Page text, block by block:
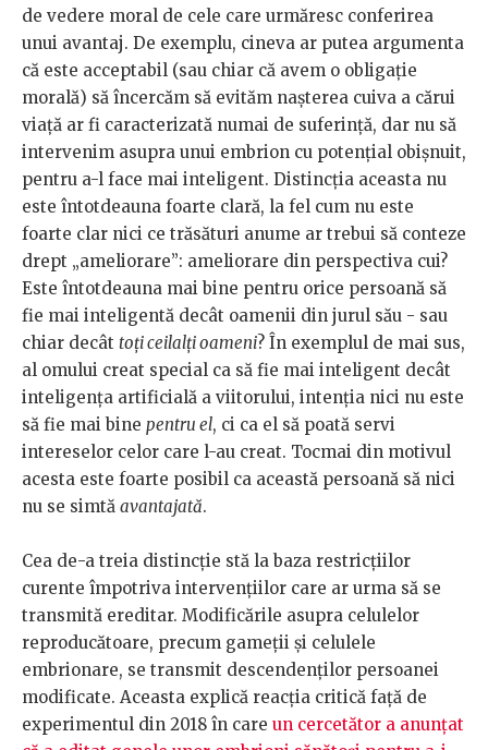
de vedere moral de cele care urmăresc conferirea
unui avantaj. De exemplu, cineva ar putea argumenta
că este acceptabil (sau chiar că avem o obligație
morală) să încercăm să evităm nașterea cuiva a cărui
viață ar fi caracterizată numai de suferință, dar nu să
intervenim asupra unui embrion cu potențial obișnuit,
pentru a-l face mai inteligent. Distincția aceasta nu
este întotdeauna foarte clară, la fel cum nu este
foarte clar nici ce trăsături anume ar trebui să conteze
drept „ameliorare”: ameliorare din perspectiva cui?
Este întotdeauna mai bine pentru orice persoană să
fie mai inteligentă decât oamenii din jurul său - sau
chiar decât toți ceilalți oameni? În exemplul de mai sus,
al omului creat special ca să fie mai inteligent decât
inteligența artificială a viitorului, intenția nici nu este
să fie mai bine pentru el, ci ca el să poată servi
intereselor celor care l-au creat. Tocmai din motivul
acesta este foarte posibil ca această persoană să nici
nu se simtă avantajată.
Cea de-a treia distincție stă la baza restricțiilor
curente împotriva intervențiilor care ar urma să se
transmită ereditar. Modificările asupra celulelor
reproducătoare, precum gameții și celulele
embrionare, se transmit descendenților persoanei
modificate. Aceasta explică reacția critică față de
experimentul din 2018 în care un cercetător a anunțat